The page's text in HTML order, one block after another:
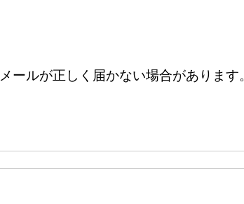
ルが正しく届かない場合があります。